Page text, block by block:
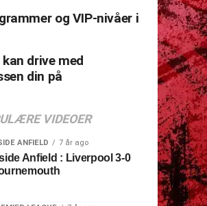
og VIP-nivåer i
drive med
din på
VIDEOER
ANFIELD 7 år ago
Anfield : Liverpool 3-0